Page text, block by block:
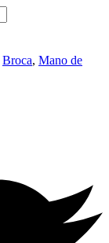
Broca, Mano de